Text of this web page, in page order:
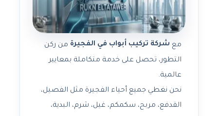
مع شركة تركيب أبواب في الفجيرة من ركن
التطور، تحصل على خدمة متكاملة بمعايير
عالمية.
نحن نغطي جميع أحياء الفجيرة مثل الفصيل،
القدفع، مربح، سكمكم، غيل، شرم، البدية،